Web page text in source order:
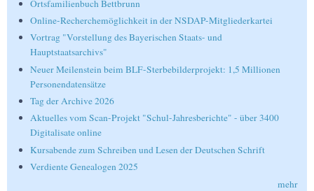
Ortsfamilienbuch Bettbrunn
Online-Recherchemöglichkeit in der NSDAP-Mitgliederkartei
Vortrag "Vorstellung des Bayerischen Staats- und
Hauptstaatsarchivs"
Neuer Meilenstein beim BLF-Sterbebilderprojekt: 1,5 Millionen
Personendatensätze
Tag der Archive 2026
Aktuelles vom Scan-Projekt "Schul-Jahresberichte" - über 3400
Digitalisate online
Kursabende zum Schreiben und Lesen der Deutschen Schrift
Verdiente Genealogen 2025
mehr